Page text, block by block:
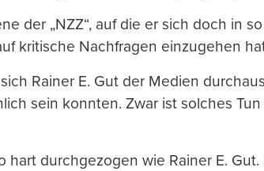
der „NZZ“, auf die er sich doch in
kritische Nachfragen einzugehen
Rainer E. Gut der Medien
sein konnten. Zwar ist solches
hart durchgezogen wie Rainer E. Gut.